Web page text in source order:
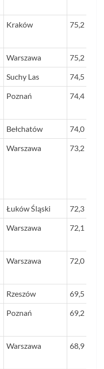
Kraków 75,2
Warszawa 75,2
Suchy Las 74,5
Poznań 74,4
Bełchatów 74,0
Warszawa 73,2
Łuków Śląski 72,3
Warszawa 72,1
Warszawa 72,0
Rzeszów 69,5
Poznań 69,2
Warszawa 68,9